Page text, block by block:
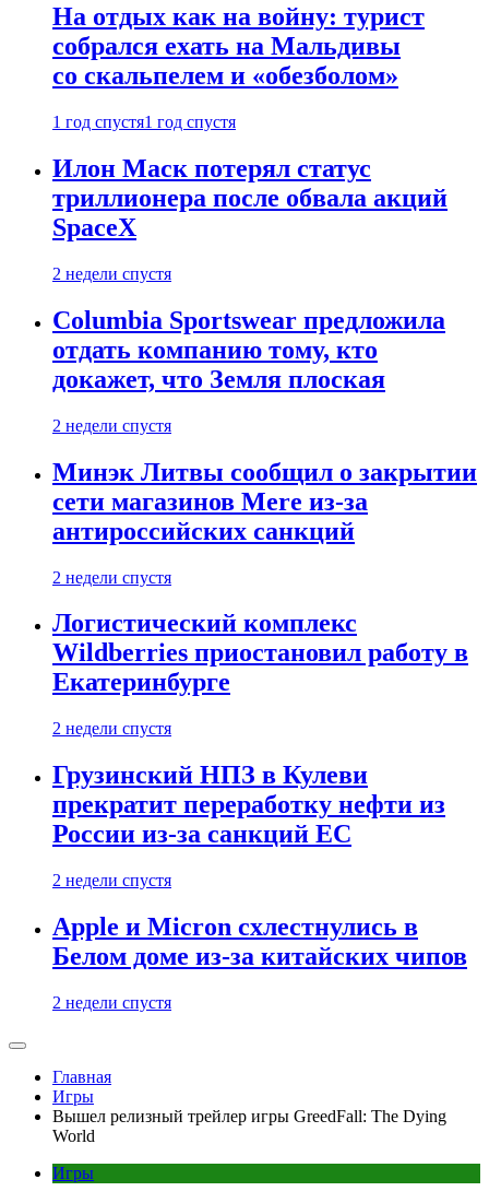
На отдых как на войну: турист
собрался ехать на Мальдивы
со скальпелем и «обезболом»
1 год спустя1 год спустя
Илон Маск потерял статус
триллионера после обвала акций
SpaceX
2 недели спустя
Columbia Sportswear предложила
отдать компанию тому, кто
докажет, что Земля плоская
2 недели спустя
Минэк Литвы сообщил о закрытии
сети магазинов Mere из-за
антироссийских санкций
2 недели спустя
Логистический комплекс
Wildberries приостановил работу в
Екатеринбурге
2 недели спустя
Грузинский НПЗ в Кулеви
прекратит переработку нефти из
России из-за санкций ЕС
2 недели спустя
Apple и Micron схлестнулись в
Белом доме из-за китайских чипов
2 недели спустя
Главная
Игры
Вышел релизный трейлер игры GreedFall: The Dying
World
Игры